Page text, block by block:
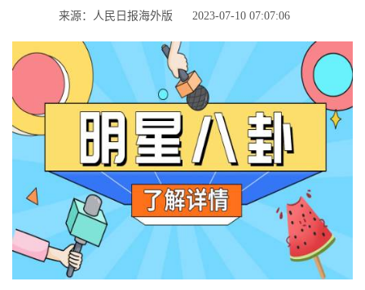
来源：人民日报海外版 2023-07-10 07:07:06